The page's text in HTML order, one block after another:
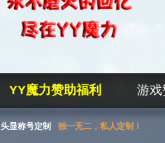
YY魔力赞助福利 游戏
头显称号定制 独一无二，私人定制！